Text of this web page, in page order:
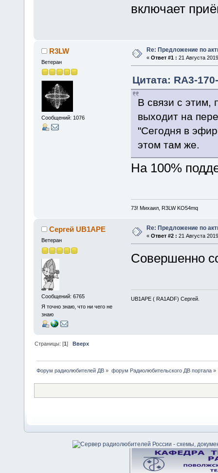
включает
R3LW
Ветеран
Сообщений: 1076
Re: Предложение по
« Ответ #1 : 21 Августа
Цитата: RА3-
В связи с этим,
выходит на
"Сегодня в
этом там же.
На 100%
73! Михаил, R3LW KO54mq
Сергей UB1APE
Ветеран
Сообщений: 6765
Я точно знаю, что ни чего не
знаю
Re: Предложение по
« Ответ #2 : 21 Августа
Совершенно
UB1APE ( RA1ADF) Сергей.
Страницы: [1] Вверх
Форум радиолюбителей ДВ » форум Радиолюбительского ДВ портала»